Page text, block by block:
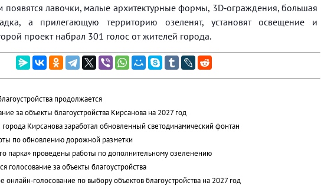
появятся лавочки, малые архитектурные формы, 3D‑ограждения, большая
а прилегающую территорию озеленят, установят освещение и
проект набрал 301 голос от жителей города.
продолжается
за объекты благоустройства Кирсанова на 2027 год
Кирсанова заработал обновленный светодинамический фонтан
по обновлению дорожной разметки
парка» проведены работы по дополнительному озеленению
голосование за объекты благоустройства
онлайн‑голосование по выбору объектов благоустройства на 2027 год